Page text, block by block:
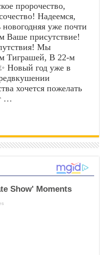
пророчество,
Надеемся,
уже почти
Ваше присутствие!
Мы
Тиграшей, В 22-м
Новый год уже в
хочется пожелать
…